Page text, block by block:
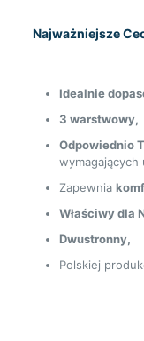
Najważniejsze
Idealnie
3 warstwowy,
Odpowiednio
Zapewnia
Właściwy dla
Dwustronny,
Polskiej